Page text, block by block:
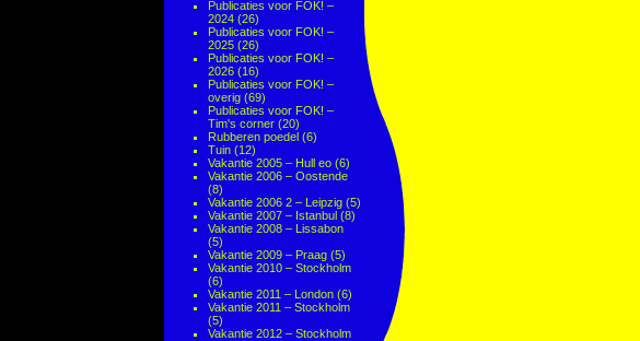
Publicaties voor FOK! –
2024 (26)
Publicaties voor FOK! –
2025 (26)
Publicaties voor FOK! –
2026 (16)
Publicaties voor FOK! –
overig (69)
Publicaties voor FOK! –
Tim's corner (20)
Rubberen poedel (6)
Tuin (12)
Vakantie 2005 – Hull eo (6)
Vakantie 2006 – Oostende
(8)
Vakantie 2006 2 – Leipzig (5)
Vakantie 2007 – Istanbul (8)
Vakantie 2008 – Lissabon
(5)
Vakantie 2009 – Praag (5)
Vakantie 2010 – Stockholm
(6)
Vakantie 2011 – London (6)
Vakantie 2011 – Stockholm
(5)
Vakantie 2012 – Stockholm